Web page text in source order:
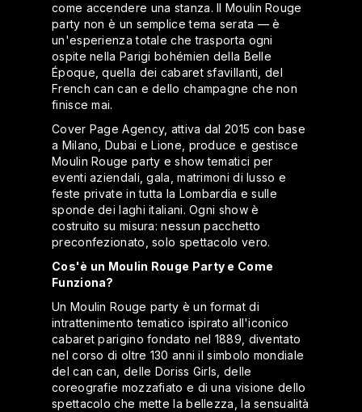
come accendere una stanza. Il Moulin Rouge
party non è un semplice tema serata — è
un'esperienza totale che trasporta ogni
ospite nella Parigi bohémien della Belle
Époque, quella dei cabaret sfavillanti, del
French can can e dello champagne che non
finisce mai.
Cover Page Agency, attiva dal 2015 con base
a Milano, Dubai e Lione, produce e gestisce
Moulin Rouge party e show tematici per
eventi aziendali, gala, matrimoni di lusso e
feste private in tutta la Lombardia e sulle
sponde dei laghi italiani. Ogni show è
costruito su misura: nessun pacchetto
preconfezionato, solo spettacolo vero.
Cos'è un Moulin Rouge Party e Come
Funziona?
Un Moulin Rouge party è un format di
intrattenimento tematico ispirato all'iconico
cabaret parigino fondato nel 1889, diventato
nel corso di oltre 130 anni il simbolo mondiale
del can can, delle Doriss Girls, delle
coreografie mozzafiato e di una visione dello
spettacolo che mette la bellezza, la sensualità